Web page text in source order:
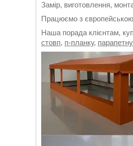
Замір, виготовлення,
Працюємо з
Наша порада клієнтам,
стовп, п-планку,